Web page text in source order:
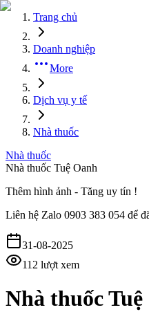
Trang chủ
Doanh nghiệp
More
Dịch vụ y tế
Nhà thuốc
Nhà thuốc
Nhà thuốc Tuệ Oanh
Thêm hình ảnh - Tăng uy tín !
Liên hệ Zalo 0903 383 054 để
31-08-2025
112 lượt xem
Nhà thuốc